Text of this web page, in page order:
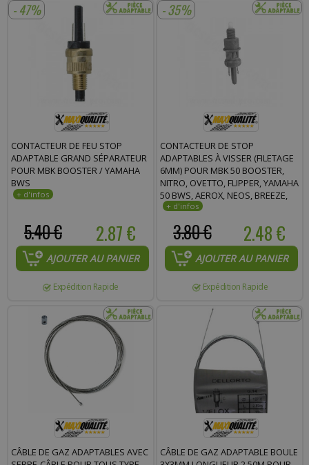
- 47%
CONTACTEUR DE FEU STOP
ADAPTABLE GRAND SÉPARATEUR
POUR MBK BOOSTER / YAMAHA
BWS
2.87 €
5.40 €
AJOUTER AU PANIER
Expédition Rapide
- 35%
CONTACTEUR DE STOP
ADAPTABLES À VISSER (FILETAGE
6MM) POUR MBK 50 BOOSTER,
NITRO, OVETTO, FLIPPER, YAMAHA
50 BWS, AEROX, NEOS, BREEZE,
125 MAJESTY * PRIX SPÉCIAL !
2.48 €
3.80 €
AJOUTER AU PANIER
Expédition Rapide
CÂBLE DE GAZ ADAPTABLES AVEC
CÂBLE DE GAZ ADAPTABLE BOULE